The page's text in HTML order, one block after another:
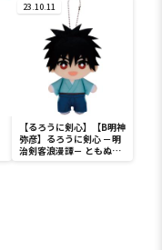
23.10.11
【るろうに剣心】【B明神
弥彦】るろうに剣心 －明
治剣客浪漫譚－ ともぬい